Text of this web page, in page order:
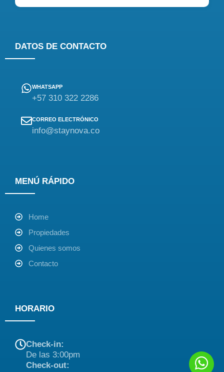
DATOS DE CONTACTO
WHATSAPP
+57 310 322 2286
CORREO ELECTRÓNICO
info@staynova.co
MENÚ RÁPIDO
Home
Propiedades
Quienes somos
Contacto
HORARIO
Check-in:
De las 3:00pm
Check-out: